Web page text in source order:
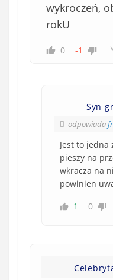
wykroczeń,
rokU
0 -1
Syn
odpowiada
Jest to jedna
pieszy na
wkracza na
powinien
1
0